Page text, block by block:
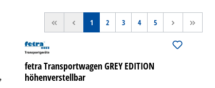
<< < 1 2 3 4 5 > >>
fetra Transportwagen GREY EDITION
höhenverstellbar